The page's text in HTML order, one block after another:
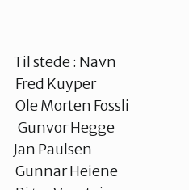
Lillehammer og Øyer
Midt-Gudbrandsdalen
Til stede : Navn
Fred Kuyper
Ole Morten Fossli
Gunvor Hegge
Jan Paulsen
Gunnar Heiene